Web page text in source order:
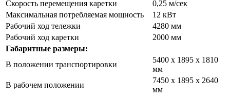
Скорость перемещения каретки
0,25 м/сек
Максимальная потребляемая мощность
12 кВт
Рабочий ход тележки
4280 мм
Рабочий ход каретки
2000 мм
Габаритные размеры:
В положении транспортировки
5400 х 1895 х 1810
мм
В рабочем положении
7450 х 1895 х 2640
мм